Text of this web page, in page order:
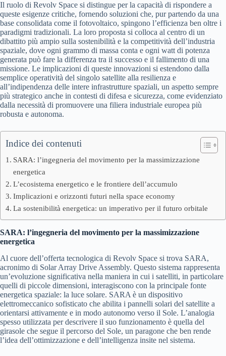
Il ruolo di Revolv Space si distingue per la capacità di rispondere a
queste esigenze critiche, fornendo soluzioni che, pur partendo da una
base consolidata come il fotovoltaico, spingono l’efficienza ben oltre i
paradigmi tradizionali. La loro proposta si colloca al centro di un
dibattito più ampio sulla sostenibilità e la competitività dell’industria
spaziale, dove ogni grammo di massa conta e ogni watt di potenza
generata può fare la differenza tra il successo e il fallimento di una
missione. Le implicazioni di queste innovazioni si estendono dalla
semplice operatività del singolo satellite alla resilienza e
all’indipendenza delle intere infrastrutture spaziali, un aspetto sempre
più strategico anche in contesti di difesa e sicurezza, come evidenziato
dalla necessità di promuovere una filiera industriale europea più
robusta e autonoma.
Indice dei contenuti
SARA: l’ingegneria del movimento per la massimizzazione
energetica
L’ecosistema energetico e le frontiere dell’accumulo
Implicazioni e orizzonti futuri nella space economy
La sostenibilità energetica: un imperativo per il futuro orbitale
SARA: l’ingegneria del movimento per la massimizzazione
energetica
Al cuore dell’offerta tecnologica di Revolv Space si trova SARA,
acronimo di Solar Array Drive Assembly. Questo sistema rappresenta
un’evoluzione significativa nella maniera in cui i satelliti, in particolare
quelli di piccole dimensioni, interagiscono con la principale fonte
energetica spaziale: la luce solare. SARA è un dispositivo
elettromeccanico sofisticato che abilita i pannelli solari del satellite a
orientarsi attivamente e in modo autonomo verso il Sole. L’analogia
spesso utilizzata per descrivere il suo funzionamento è quella del
girasole che segue il percorso del Sole, un paragone che ben rende
l’idea dell’ottimizzazione e dell’intelligenza insite nel sistema.